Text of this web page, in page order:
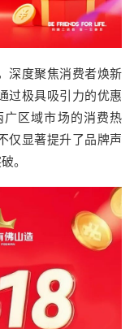
深度聚焦消费者焕新
过极具吸引力的优惠
区域市场的消费热
仅显著提升了品牌声
。